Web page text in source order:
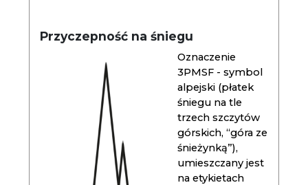
Przyczepność na śniegu
Oznaczenie
3PMSF - symbol
alpejski (płatek
śniegu na tle
trzech szczytów
górskich, “góra ze
śnieżynką”),
umieszczany jest
na etykietach